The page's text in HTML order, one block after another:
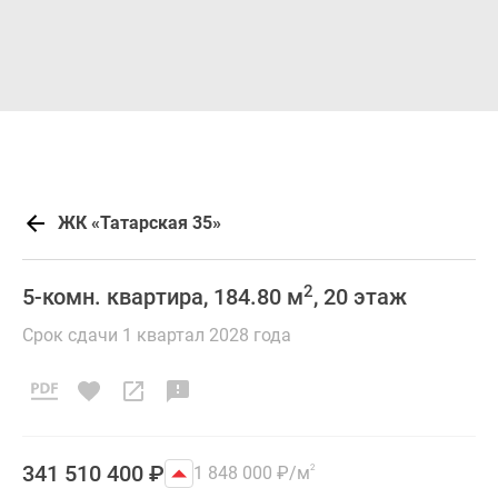
ЖК «Татарская 35»
5-комн. квартира, 184.80 м2, 20 этаж
Срок сдачи 1 квартал 2028 года
341 510 400 ₽ 1 848 000 ₽/м2